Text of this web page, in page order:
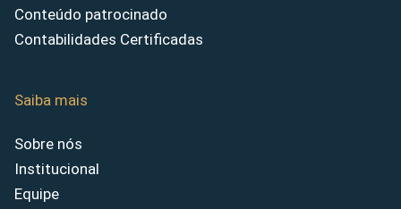
Conteúdo patrocinado
Contabilidades Certificadas
Saiba mais
Sobre nós
Institucional
Equipe